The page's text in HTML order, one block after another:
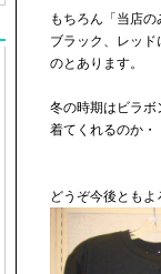
もちろん「当店
ブラック、レッ
のとあります。
冬の時期はビラボ
着てくれるのか・
どうぞ今後ともよ